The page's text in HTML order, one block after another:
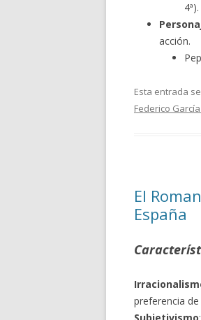
4ª).
acción.
Esta entrada
Federico
El
España
preferencia